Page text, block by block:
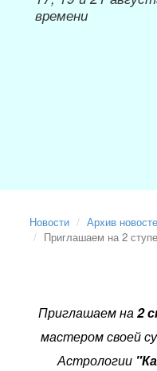
времени
Новости Архив
Приглашаем на 2
Приглашаем на2
мастером своей
Астрологии